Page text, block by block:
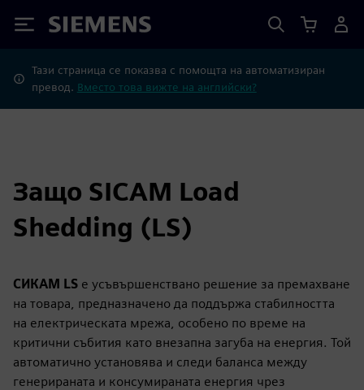
Siemens
Тази страница се показва с помощта на автоматизиран
превод. Вместо това вижте на английски?
Защо SICAM Load
Shedding (LS)
СИКАМ LS е усъвършенствано решение за премахване
на товара, предназначено да поддържа стабилността
на електрическата мрежа, особено по време на
критични събития като внезапна загуба на енергия. Той
автоматично установява и следи баланса между
генерираната и консумираната енергия чрез